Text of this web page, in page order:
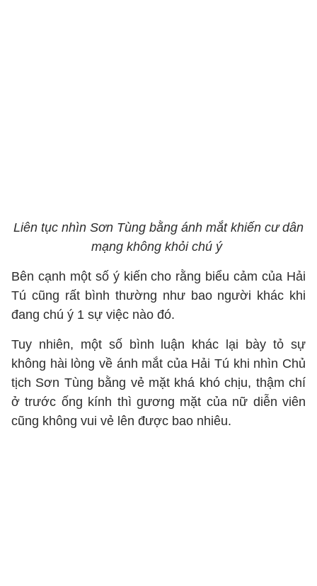
Liên tục nhìn Sơn Tùng bằng ánh mắt khiến cư dân
mạng không khỏi chú ý
Bên cạnh một số ý kiến cho rằng biểu cảm của Hải
Tú cũng rất bình thường như bao người khác khi
đang chú ý 1 sự việc nào đó.
Tuy nhiên, một số bình luận khác lại bày tỏ sự
không hài lòng về ánh mắt của Hải Tú khi nhìn Chủ
tịch Sơn Tùng bằng vẻ mặt khá khó chịu, thậm chí
ở trước ống kính thì gương mặt của nữ diễn viên
cũng không vui vẻ lên được bao nhiêu.